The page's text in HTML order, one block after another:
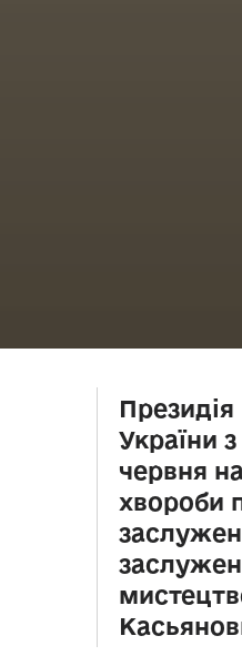
України
червня
хвороби